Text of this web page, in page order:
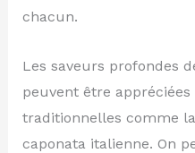
chacun.
Les saveurs profondes
peuvent être appréciées
traditionnelles comme
caponata italienne. On